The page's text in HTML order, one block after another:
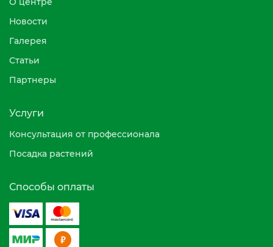
Новости
Галерея
Статьи
Партнеры
Услуги
Консультация от профессионала
Посадка растений
Способы оплаты